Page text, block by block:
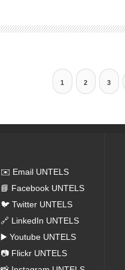
1 2 3
✉️ Email UNTELS
📘 Facebook UNTELS
🐦 Twitter UNTELS
🔗 LinkedIn UNTELS
▶️ Youtube UNTELS
📷 Flickr UNTELS